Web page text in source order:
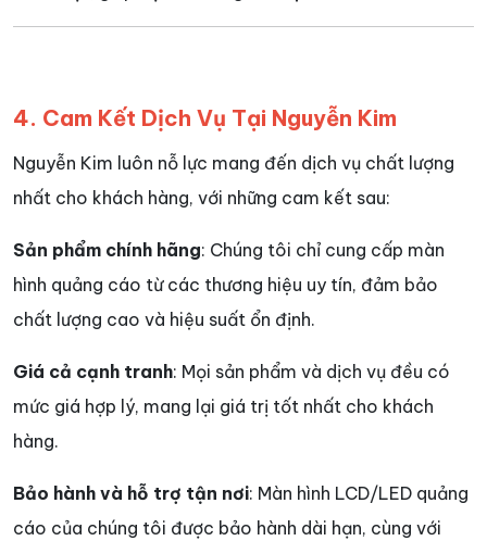
4. Cam Kết Dịch Vụ Tại Nguyễn Kim
Nguyễn Kim luôn nỗ lực mang đến dịch vụ chất lượng
nhất cho khách hàng, với những cam kết sau:
Sản phẩm chính hãng: Chúng tôi chỉ cung cấp màn
hình quảng cáo từ các thương hiệu uy tín, đảm bảo
chất lượng cao và hiệu suất ổn định.
Giá cả cạnh tranh: Mọi sản phẩm và dịch vụ đều có
mức giá hợp lý, mang lại giá trị tốt nhất cho khách
hàng.
Bảo hành và hỗ trợ tận nơi: Màn hình LCD/LED quảng
cáo của chúng tôi được bảo hành dài hạn, cùng với